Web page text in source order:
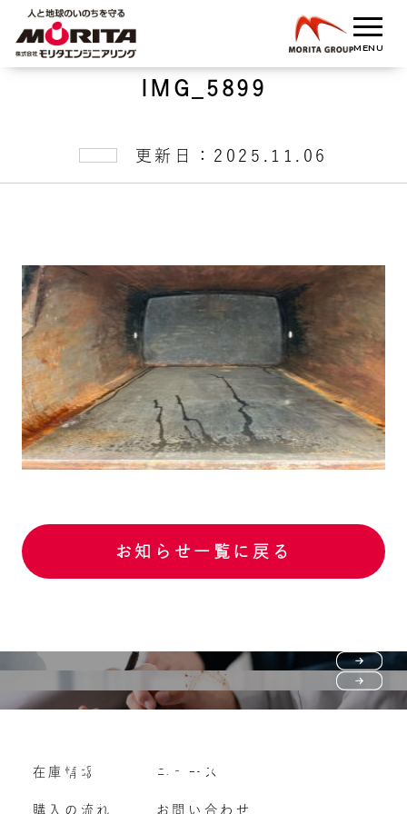
IMG_5899
更新日：2025.11.06
お知らせ一覧に戻る
購入の流れ
よくいただくご質問
Vehicle purchase
車両買い取り
在庫情報
購入の流れ
ニュース
お問い合わせ